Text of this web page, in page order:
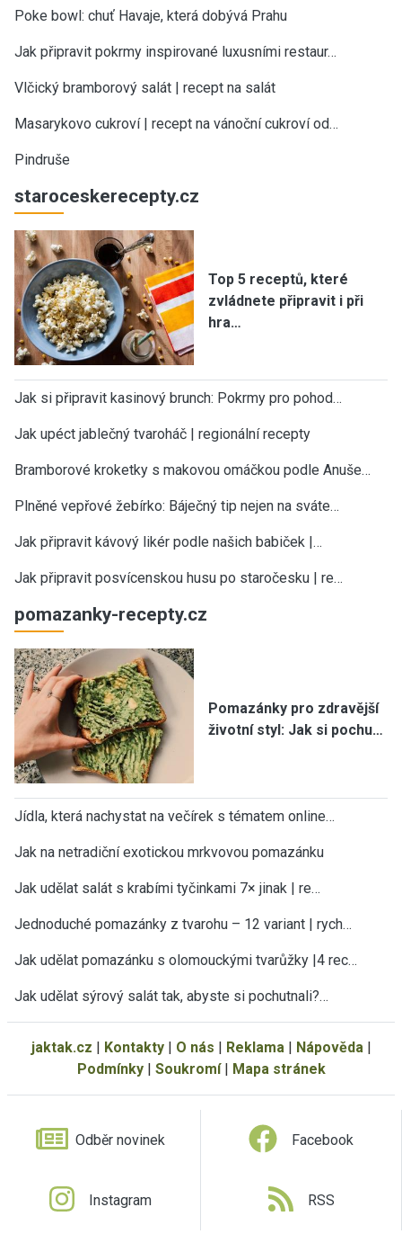
Poke bowl: chuť Havaje, která dobývá Prahu
Jak připravit pokrmy inspirované luxusními restaur…
Vlčický bramborový salát | recept na salát
Masarykovo cukroví | recept na vánoční cukroví od…
Pindruše
staroceskerecepty.cz
Top 5 receptů, které
zvládnete připravit i při
hra…
Jak si připravit kasinový brunch: Pokrmy pro pohod…
Jak upéct jablečný tvaroháč | regionální recepty
Bramborové kroketky s makovou omáčkou podle Anuše…
Plněné vepřové žebírko: Báječný tip nejen na sváte…
Jak připravit kávový likér podle našich babiček |…
Jak připravit posvícenskou husu po staročesku | re…
pomazanky-recepty.cz
Pomazánky pro zdravější
životní styl: Jak si pochu…
Jídla, která nachystat na večírek s tématem online…
Jak na netradiční exotickou mrkvovou pomazánku
Jak udělat salát s krabími tyčinkami 7× jinak | re…
Jednoduché pomazánky z tvarohu – 12 variant | rych…
Jak udělat pomazánku s olomouckými tvarůžky |4 rec…
Jak udělat sýrový salát tak, abyste si pochutnali?…
jaktak.cz Kontakty| O nás Reklama| Nápověda|
Podmínky| Soukromí| Mapa stránek
Odběr novinek Facebook
Instagram RSS